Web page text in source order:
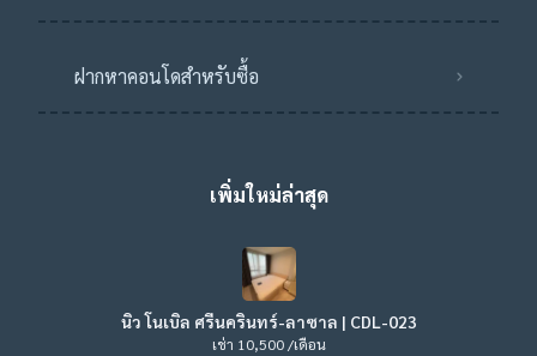
ฝากหาคอนโดสำหรับซื้อ
เพิ่มใหม่ล่าสุด
นิว โนเบิล ศรีนครินทร์-ลาซาล | CDL-023
เช่า 10,500 /เดือน